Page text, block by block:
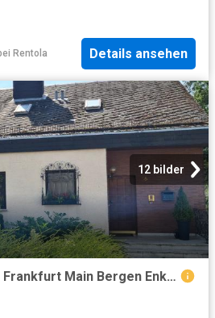
Rentola Details ansehen
12 bilder
205 m² Luxury Villa in Frankfurt Main Bergen Enkheim, Frankfurt Amsterdam Apartments for Rent